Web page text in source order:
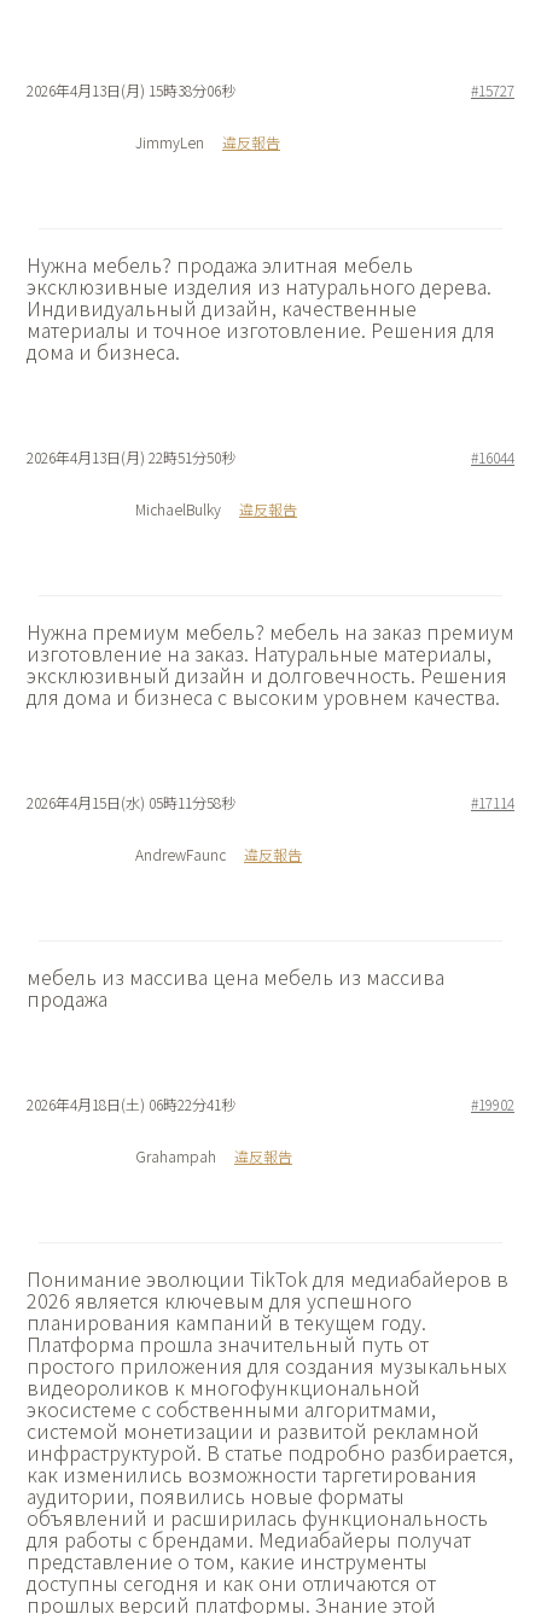
2026年4月13日(月) 15時38分06秒 #15727
JimmyLen 違反報告
Нужна мебель? продажа элитная мебель
эксклюзивные изделия из натурального дерева.
Индивидуальный дизайн, качественные
материалы и точное изготовление. Решения для
дома и бизнеса.
2026年4月13日(月) 22時51分50秒 #16044
MichaelBulky 違反報告
Нужна премиум мебель? мебель на заказ премиум
изготовление на заказ. Натуральные материалы,
эксклюзивный дизайн и долговечность. Решения
для дома и бизнеса с высоким уровнем качества.
2026年4月15日(水) 05時11分58秒 #17114
AndrewFaunc 違反報告
мебель из массива цена мебель из массива
продажа
2026年4月18日(土) 06時22分41秒 #19902
Grahampah 違反報告
Понимание эволюции TikTok для медиабайеров в
2026 является ключевым для успешного
планирования кампаний в текущем году.
Платформа прошла значительный путь от
простого приложения для создания музыкальных
видеороликов к многофункциональной
экосистеме с собственными алгоритмами,
системой монетизации и развитой рекламной
инфраструктурой. В статье подробно разбирается,
как изменились возможности таргетирования
аудитории, появились новые форматы
объявлений и расширилась функциональность
для работы с брендами. Медиабайеры получат
представление о том, какие инструменты
доступны сегодня и как они отличаются от
прошлых версий платформы. Знание этой